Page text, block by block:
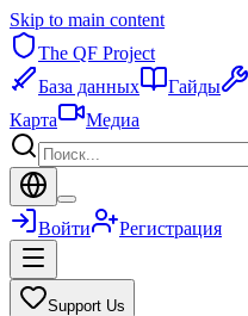
Skip to main content
The QF Project
База данных
Гайды
Карта
Медиа
Войти Регистрация
Support Us